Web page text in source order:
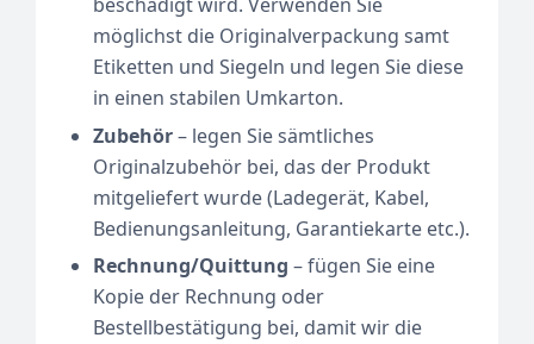
möglichst die Originalverpackung samt
Etiketten und Siegeln und legen Sie diese
in einen stabilen Umkarton.
Zubehör– legen Sie sämtliches
Originalzubehör bei, das der Produkt
mitgeliefert wurde (Ladegerät, Kabel,
Bedienungsanleitung, Garantiekarte etc.).
Rechnung/Quittung – fügen Sie eine
Kopie der Rechnung oder
Bestellbestätigung bei, damit wir die